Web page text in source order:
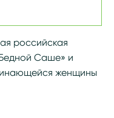
российская
Саше» и
женщины